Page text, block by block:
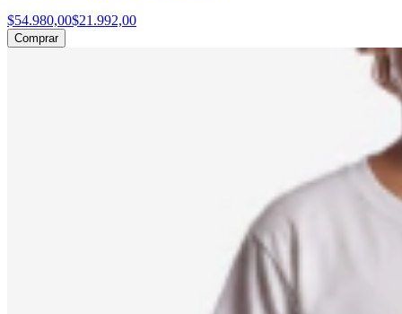
$54.980,00$21.992,00
Comprar